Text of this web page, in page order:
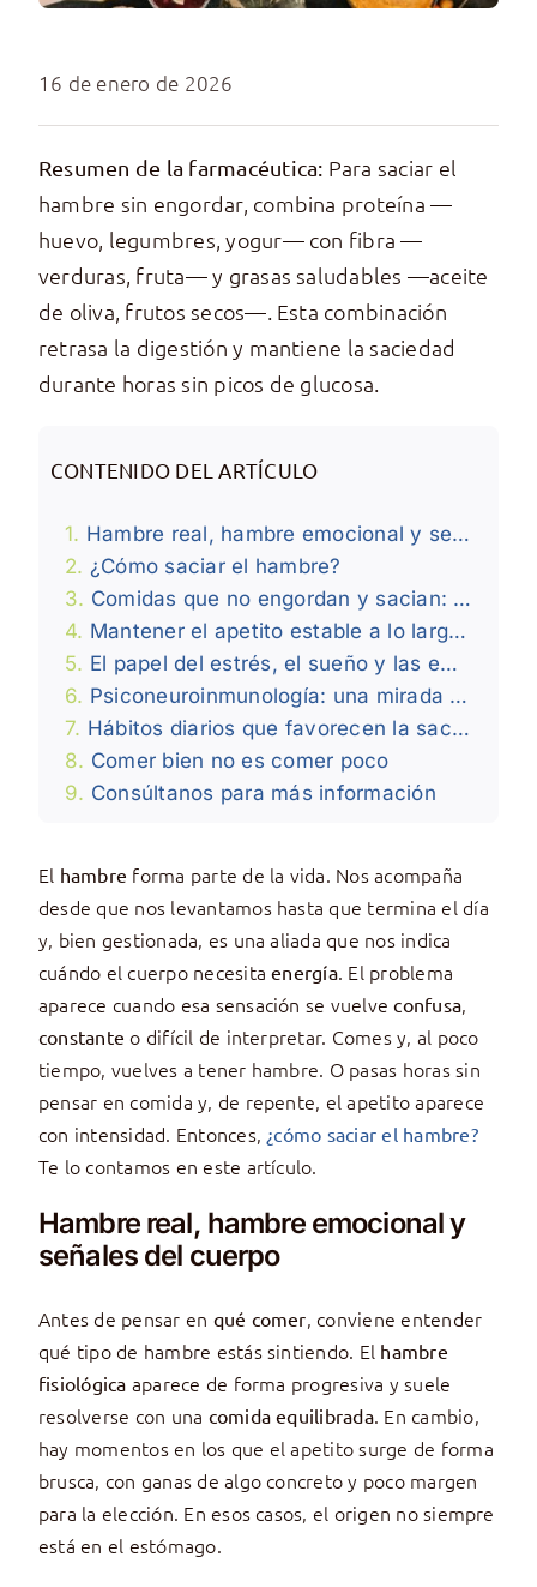
16 de enero de 2026
Resumen de la farmacéutica: Para saciar el
hambre sin engordar, combina proteína —
huevo, legumbres, yogur— con fibra —
verduras, fruta— y grasas saludables —aceite
de oliva, frutos secos—. Esta combinación
retrasa la digestión y mantiene la saciedad
durante horas sin picos de glucosa.
CONTENIDO DEL ARTÍCULO
Hambre real, hambre emocional y señales del cuerpo
¿Cómo saciar el hambre?
Comidas que no engordan y sacian: cómo elegirlas
Mantener el apetito estable a lo largo del día
El papel del estrés, el sueño y las emociones en el hambre
Psiconeuroinmunología: una mirada amplia sobre el hambre
Hábitos diarios que favorecen la saciedad
Comer bien no es comer poco
Consúltanos para más información
El hambre forma parte de la vida. Nos acompaña
desde que nos levantamos hasta que termina el día
y, bien gestionada, es una aliada que nos indica
cuándo el cuerpo necesitaenergía. El problema
aparece cuando esa sensación se vuelveconfusa,
constante o difícil de interpretar. Comes y, al poco
tiempo, vuelves a tener hambre. O pasas horas sin
pensar en comida y, de repente, el apetito aparece
con intensidad. Entonces, ¿cómo saciar el hambre?
Te lo contamos en este artículo.
Hambre real, hambre emocional y
señales del cuerpo
Antes de pensar en qué comer, conviene entender
qué tipo de hambre estás sintiendo. El hambre
fisiológica aparece de forma progresiva y suele
resolverse con una comida equilibrada. En cambio,
hay momentos en los que el apetito surge de forma
brusca, con ganas de algo concreto y poco margen
para la elección. En esos casos, el origen no siempre
está en el estómago.